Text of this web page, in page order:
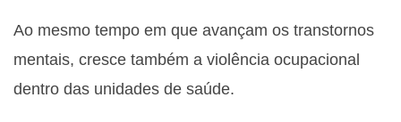
Ao mesmo tempo em que avançam os transtornos
mentais, cresce também a violência ocupacional
dentro das unidades de saúde.